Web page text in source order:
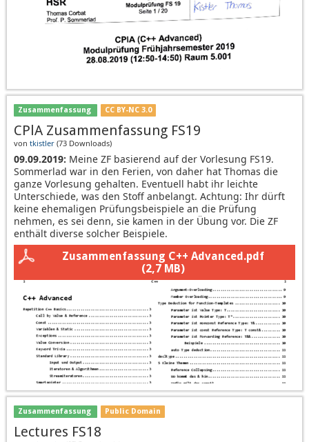
Zusammenfassung CC BY-NC 3.0
CPlA Zusammenfassung FS19
von tkistler (73 Downloads)
09.09.2019: Meine ZF basierend auf der Vorlesung FS19.
Sommerlad war in den Ferien, von daher hat Thomas die
ganze Vorlesung gehalten. Eventuell habt ihr leichte
Unterschiede, was den Stoff anbelangt. Achtung: Ihr dürft
keine ehemaligen Prüfungsbeispiele an die Prüfung
nehmen, es sei denn, sie kamen in der Übung vor. Die ZF
enthält diverse solcher Beispiele.
Zusammenfassung C++ Advanced.pdf
(2,7 MB)
Zusammenfassung Public Domain
Lectures FS18